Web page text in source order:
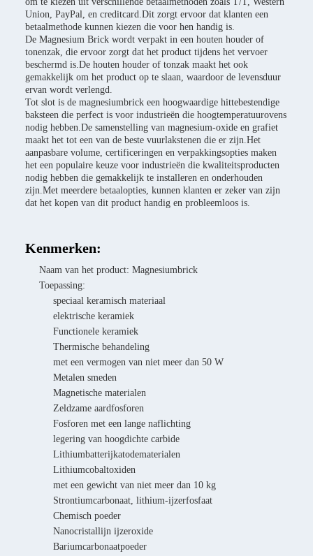
Union, PayPal, en creditcard.Dit zorgt ervoor dat klanten een
betaalmethode kunnen kiezen die voor hen handig is.
De Magnesium Brick wordt verpakt in een houten houder of
tonenzak, die ervoor zorgt dat het product tijdens het vervoer
beschermd is.De houten houder of tonzak maakt het ook
gemakkelijk om het product op te slaan, waardoor de levensduur
ervan wordt verlengd.
Tot slot is de magnesiumbrick een hoogwaardige hittebestendige
baksteen die perfect is voor industrieën die hoogtemperatuurovens
nodig hebben.De samenstelling van magnesium-oxide en grafiet
maakt het tot een van de beste vuurlakstenen die er zijn.Het
aanpasbare volume, certificeringen en verpakkingsopties maken
het een populaire keuze voor industrieën die kwaliteitsproducten
nodig hebben die gemakkelijk te installeren en onderhouden
zijn.Met meerdere betaalopties, kunnen klanten er zeker van zijn
dat het kopen van dit product handig en probleemloos is.
Kenmerken:
Naam van het product: Magnesiumbrick
Toepassing:
speciaal keramisch materiaal
elektrische keramiek
Functionele keramiek
Thermische behandeling
met een vermogen van niet meer dan 50 W
Metalen smeden
Magnetische materialen
Zeldzame aardfosforen
Fosforen met een lange naflichting
legering van hoogdichte carbide
Lithiumbatterijkatodematerialen
Lithiumcobaltoxiden
met een gewicht van niet meer dan 10 kg
Strontiumcarbonaat, lithium-ijzerfosfaat
Chemisch poeder
Nanocristallijn ijzeroxide
Bariumcarbonaatpoeder